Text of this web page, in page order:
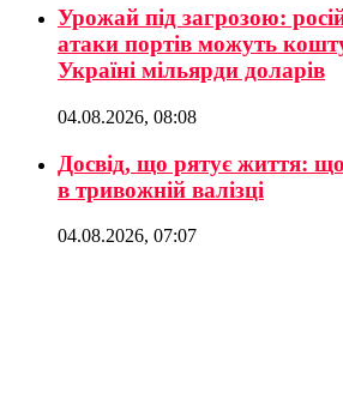
Урожай під загрозою:
атаки портів можуть
Україні мільярди доларів
04.08.2026, 08:08
Досвід, що рятує життя:
в тривожній валізці
04.08.2026, 07:07